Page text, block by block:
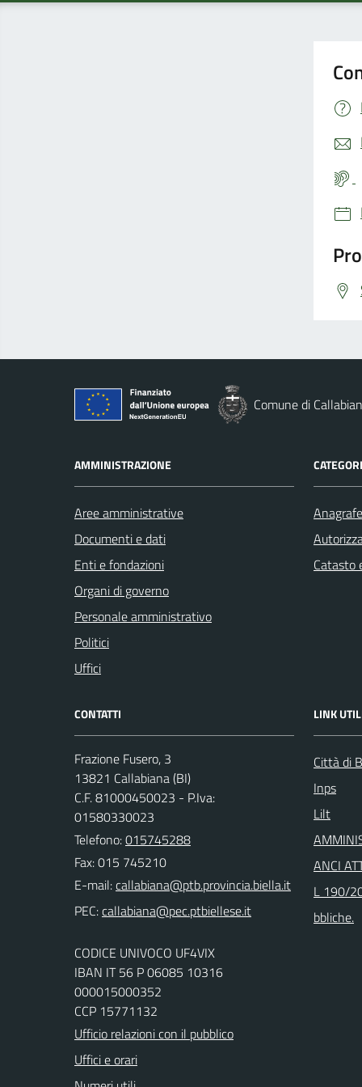
Comune di
AMMINISTRAZIONE
Aree amministrative
Documenti e dati
Enti e fondazioni
Organi di governo
Personale amministrativo
Politici
Uffici
Catasto
CONTATTI
Frazione Fusero, 3
13821 Callabiana (BI)
C.F. 81000450023 - P.Iva:
01580330023
Telefono:015745288
Fax: 015 745210
E-mail:
PEC:
CODICE UNIVOCO UF4VIX
IBAN IT 56 P 06085 10316
000015000352
CCP 15771132
Ufficio relazioni con il pubblico
Uffici e orari
LINK
Città di
Inps
Lilt
ANCI
L 190/
bbliche.